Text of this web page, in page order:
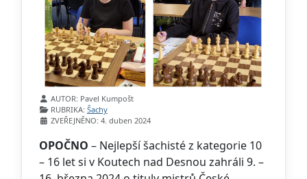
Základní údaje
AUTOR: Pavel Kumpošt
RUBRIKA: Šachy
ZVEŘEJNĚNO: 4. duben 2024
OPOČNO – Nejlepší šachisté z kategorie 10
– 16 let si v Koutech nad Desnou zahráli 9. –